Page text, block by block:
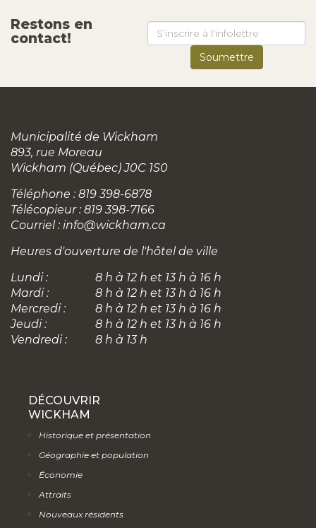
Restons en
contact!
Municipalité de Wickham
893, rue Moreau
Wickham (Québec) J0C 1S0
Téléphone : 819 398-6878
Télécopieur : 819 398-7166
Courriel : info@wickham.ca
Heures d'ouverture de l'hôtel de ville
Lundi :
8 h à 12 h et 13 h à 16 h
Mardi :
8 h à 12 h et 13 h à 16 h
Mercredi :
8 h à 12 h et 13 h à 16 h
Jeudi :
8 h à 12 h et 13 h à 16 h
Vendredi :
8 h à 13 h
DÉCOUVRIR
WICKHAM
Historique et présentation
Géographie et population
Économie
Attraits
Nouveaux résidents